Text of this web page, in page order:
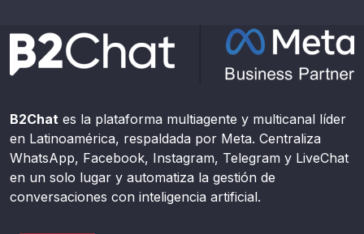
B2Chat es la plataforma multiagente y multicanal líder
en Latinoamérica, respaldada por Meta. Centraliza
WhatsApp, Facebook, Instagram, Telegram y LiveChat
en un solo lugar y automatiza la gestión de
conversaciones con inteligencia artificial.